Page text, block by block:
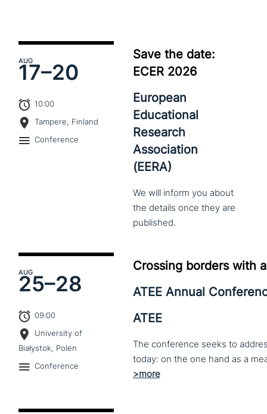
AUG
17–20
10:00
Tampere, Finland
Conference
Save the date:
ECER 2026
European
Educational
Research
Association
(EERA)
We will inform you about
the details once they are
published.
AUG
25–28
09:00
University of
Białystok, Polen
Conference
Crossing borders with
ATEE Annual
ATEE
The conference seeks to